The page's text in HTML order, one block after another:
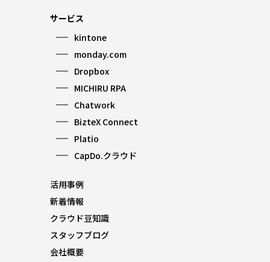
サービス
kintone
monday.com
Dropbox
MICHIRU RPA
Chatwork
BizteX Connect
Platio
CapDo.クラウド
活用事例
新着情報
クラウド豆知識
スタッフブログ
会社概要